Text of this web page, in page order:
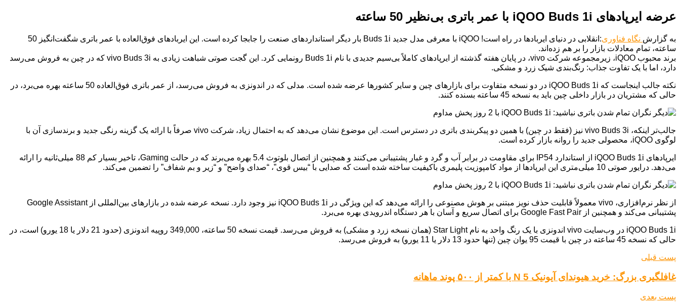
عرضه ایرپادهای iQOO Buds 1i با عمر باتری بی‌نظیر 50 ساعته
به گزارش نگاه فناوری
:انقلابی در دنیای ایربادها در راه است! iQOO با معرفی مدل جدید Buds 1i بار دیگر استانداردهای صنعت را جابجا کرده است. این ایربادهای فوق‌العاده با عمر باتری شگفت‌انگیز 50
ساعته، تمام معادلات بازار را بر هم زده‌اند.
برند محبوب iQOO، زیرمجموعه شرکت vivo، در پایان هفته گذشته از ایرپادهای کاملاً بی‌سیم جدیدی با نام Buds 1i رونمایی کرد. این گجت صوتی شباهت زیادی به vivo Buds 3i که در چین به فروش می‌رسد
دارد، اما با یک تفاوت جذاب: رنگ‌بندی شیک زرد و مشکی.
نکته جالب اینجاست که iQOO Buds 1i در دو نسخه متفاوت برای بازارهای چین و سایر کشورها عرضه شده است. مدلی که در اندونزی به فروش می‌رسد، از عمر باتری فوق‌العاده 50 ساعته بهره می‌برد، در
حالی که مشتریان در بازار داخلی چین باید به نسخه 45 ساعته بسنده کنند.
جالب‌تر اینکه، vivo Buds 3i نیز (فقط در چین) با همین دو پیکربندی باتری در دسترس است. این موضوع نشان می‌دهد که به احتمال زیاد، شرکت vivo صرفاً با ارائه یک گزینه رنگی جدید و برندسازی آن با
لوگوی iQOO، محصولی جدید را روانه بازار کرده است.
ایرپادهای iQOO Buds 1i از استاندارد IP54 برای مقاومت در برابر آب و گرد و غبار پشتیبانی می‌کنند و همچنین از اتصال بلوتوث 5.4 بهره می‌برند که در حالت Gaming، تاخیر بسیار کم 88 میلی‌ثانیه را ارائه
می‌دهد. درایور صوتی 10 میلی‌متری این ایرپادها از مواد کامپوزیت پلیمری باکیفیت ساخته شده است که صدایی با “بیس قوی”، “صدای واضح” و “زیر و بم شفاف” را تضمین می‌کند.
از نظر نرم‌افزاری، vivo معمولاً قابلیت حذف نویز مبتنی بر هوش مصنوعی را ارائه می‌دهد که این ویژگی در iQOO Buds 1i نیز وجود دارد. نسخه عرضه شده در بازارهای بین‌المللی از Google Assistant
پشتیبانی می‌کند و همچنین از Google Fast Pair برای اتصال سریع و آسان با هر دستگاه اندرویدی بهره می‌برد.
iQOO Buds 1i در وب‌سایت vivo اندونزی با یک رنگ واحد به نام Star Light (همان نسخه زرد و مشکی) به فروش می‌رسد. قیمت نسخه 50 ساعته، 349,000 روپیه اندونزی (حدود 21 دلار یا 18 یورو) است، در
حالی که نسخه 45 ساعته در چین با قیمت 95 یوان چین (تنها حدود 13 دلار یا 11 یورو) به فروش می‌رسد.
پست قبلی
غافلگیری بزرگ: خرید هیوندای آیونیک 5 N با کمتر از ۵۰۰ پوند ماهانه
پست بعدی